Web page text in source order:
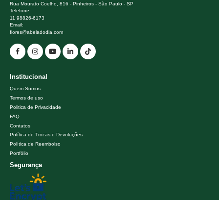
Rua Mourato Coelho, 816 - Pinheiros - São Paulo - SP
Telefone:
11 98826-6173
Email:
flores@abeladodia.com
Institucional
Quem Somos
Termos de uso
Politica de Privacidade
FAQ
Contatos
Política de Trocas e Devoluções
Política de Reembolso
Portfólio
Segurança